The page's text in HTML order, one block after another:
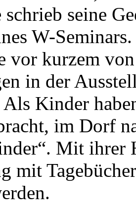
schrieb seine
W-
vor kurzem
in der
Als Kinder
im Dorf
Mit
mit